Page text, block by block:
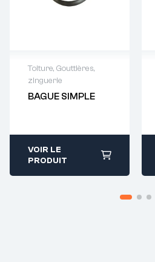
Toiture, Gouttières,
zinguerie
BAGUE SIMPLE
devis : 01 64 88
VOIR LE
PRODUIT